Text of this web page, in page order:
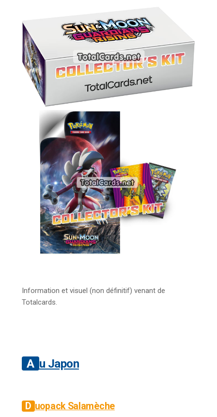
Information et visuel (non définitif) venant de
Totalcards.
Au Japon
Duopack Salamèche